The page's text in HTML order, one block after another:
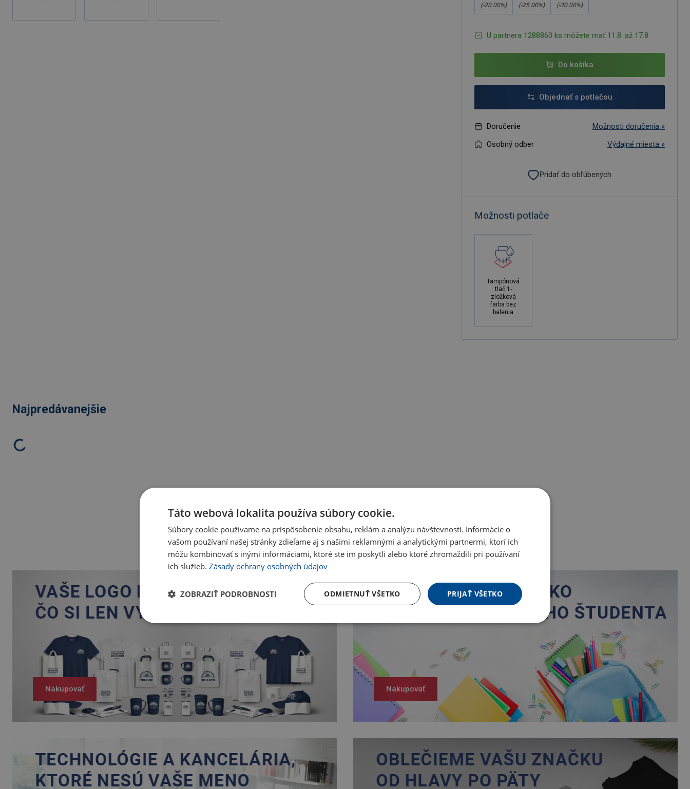
(-20.00%) (-25.00%) (-30.00%)
U partnera 1288860 ks môžete mať 11.8. až 17.8.
Do košíka
Objednať s potlačou
Doručenie
Možnosti doručenia »
Osobný odber
Výdajné miesta »
Pridať do obľúbených
Možnosti potlače
Tampónová
tlač 1-
zložková
farba bez
balenia
Najpredávanejšie
Nakupovať Nakupovať
Táto webová lokalita používa súbory cookie.
Súbory cookie používame na prispôsobenie obsahu, reklám a analýzu návštevnosti. Informácie o
vašom používaní našej stránky zdieľame aj s našimi reklamnými a analytickými partnermi, ktorí ich
môžu kombinovať s inými informáciami, ktoré ste im poskytli alebo ktoré zhromaždili pri používaní
ich služieb. Zásady ochrany osobných údajov
PRIJAŤ VŠETKO
ODMIETNUŤ VŠETKO
ZOBRAZIŤ PODROBNOSTI